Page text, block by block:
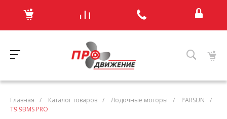
Главная / Каталог товаров / Лодочные моторы / PARSUN
/
T9.9BMS PRO